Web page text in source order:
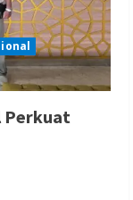
Perkuat